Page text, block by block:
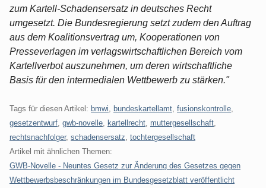
zum Kartell-Schadensersatz in deutsches Recht
umgesetzt. Die Bundesregierung setzt zudem den Auftrag
aus dem Koalitionsvertrag um, Kooperationen von
Presseverlagen im verlagswirtschaftlichen Bereich vom
Kartellverbot auszunehmen, um deren wirtschaftliche
Basis für den intermedialen Wettbewerb zu stärken."
Tags für diesen Artikel: bmwi bundeskartellamt fusionskontrolle
gesetzentwurf gwb-novelle kartellrecht muttergesellschaft
rechtsnachfolger, schadensersatz tochtergesellschaft
Artikel mit ähnlichen Themen:
GWB-Novelle - Neuntes Gesetz zur Änderung des Gesetzes gegen
Wettbewerbsbeschränkungen im Bundesgesetzblatt veröffentlicht